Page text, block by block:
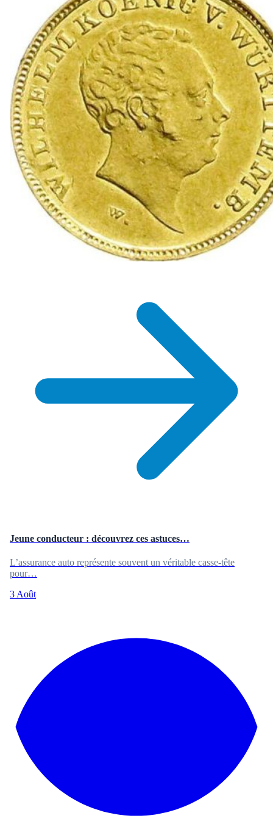
Jeune conducteur : découvrez ces astuces…
L’assurance auto représente souvent un véritable casse-tête
pour…
3 Août